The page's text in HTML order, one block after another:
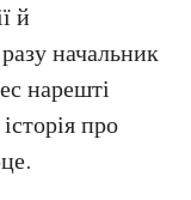
й
начальник
нарешті
про